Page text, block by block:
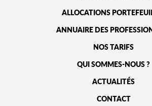
ALLOCATIONS
ANNUAIRE DES
NOS TARIFS
QUI SOMMES-NOUS ?
ACTUALITÉS
CONTACT